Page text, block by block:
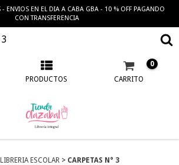
- ENVIOS EN EL DIA A CABA GBA - 10 % OFF PAGANDO
CON TRANSFERENCIA
3
PRODUCTOS CARRITO
0
LIBRERIA ESCOLAR > CARPETAS N° 3